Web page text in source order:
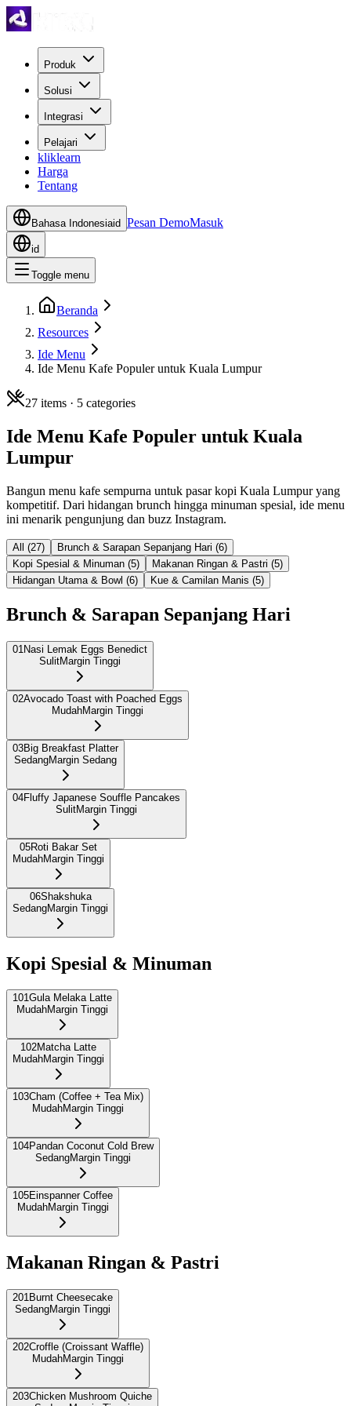
Produk
Solusi
Integrasi
Pelajari
kliklearn
Harga
Tentang
Bahasa Indonesiaid Pesan DemoMasuk
id
Toggle menu
Beranda
Resources
Ide Menu
Ide Menu Kafe Populer untuk Kuala Lumpur
27 items · 5 categories
Ide Menu Kafe Populer untuk Kuala
Lumpur
Bangun menu kafe sempurna untuk pasar kopi Kuala Lumpur yang
kompetitif. Dari hidangan brunch hingga minuman spesial, ide menu
ini menarik pengunjung dan buzz Instagram.
All (27) Brunch & Sarapan Sepanjang Hari (6)
Kopi Spesial & Minuman (5) Makanan Ringan & Pastri (5)
Hidangan Utama & Bowl (6) Kue & Camilan Manis (5)
Brunch & Sarapan Sepanjang Hari
01 Nasi Lemak Eggs Benedict
SulitMargin Tinggi
02Avocado Toast with Poached Eggs
MudahMargin Tinggi
03Big Breakfast Platter
SedangMargin Sedang
04Fluffy Japanese Souffle Pancakes
SulitMargin Tinggi
05Roti Bakar Set
MudahMargin Tinggi
06Shakshuka
SedangMargin Tinggi
Kopi Spesial & Minuman
101Gula Melaka Latte
MudahMargin Tinggi
102Matcha Latte
MudahMargin Tinggi
103Cham (Coffee + Tea Mix)
MudahMargin Tinggi
104Pandan Coconut Cold Brew
SedangMargin Tinggi
105Einspanner Coffee
MudahMargin Tinggi
Makanan Ringan & Pastri
201Burnt Cheesecake
SedangMargin Tinggi
202Croffle (Croissant Waffle)
MudahMargin Tinggi
203Chicken Mushroom Quiche